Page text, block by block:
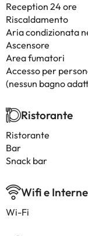
Reception 24 ore
Riscaldamento
Aria condizionata
Ascensore
Area fumatori
Accesso per
(nessun bagno
Ristorante
Ristorante
Bar
Snack bar
Wifi e
Wi-Fi